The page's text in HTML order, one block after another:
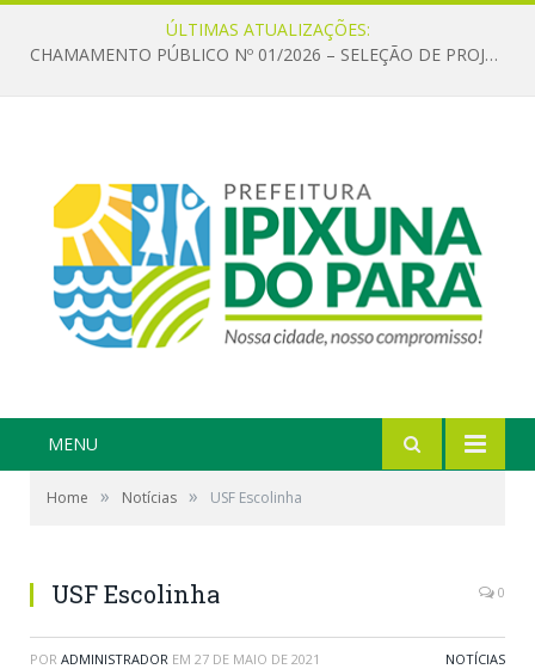
ÚLTIMAS ATUALIZAÇÕES:
CHAMAMENTO PÚBLICO Nº 01/2026 – SELEÇÃO DE PROJETOS PARA FIRMAR TERMO DE EXECUÇÃO CULTURAL COM RECURSOS DA POLÍTICA NACIONAL ALDIR BLANC DE FOMENTO À CULTURA – PNAB (LEI Nº 14.399/2022)
MENU
Home » Notícias » USF Escolinha
USF Escolinha 0
POR ADMINISTRADOR EM 27 DE MAIO DE 2021 NOTÍCIAS